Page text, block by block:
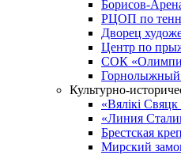
Борисов-
РЦОП по
Дворец
Центр по
СОК
Горнолыжный
Культурно-
«Вялікі
«Линия
Брестская
Мирский